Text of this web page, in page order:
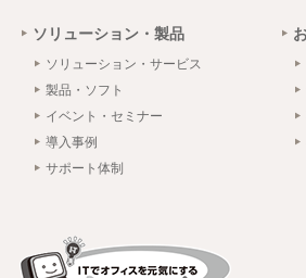
ソリューション・製品
ソリューション・サービス
製品・ソフト
イベント・セミナー
導入事例
サポート体制